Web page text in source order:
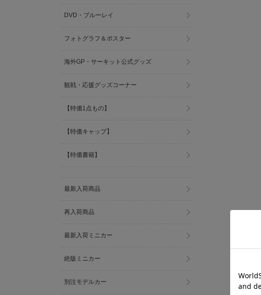
DVD・ブルーレイ
フォトグラフ＆ポスター
海外GP・サーキット公式グッズ
観戦・応援グッズコーナー
【特価1点もの】
【特価キャップ】
【特価書籍】
最新入荷商品
再入荷商品
最新入荷ミニカー
絶版ミニカー
別注モデルカー